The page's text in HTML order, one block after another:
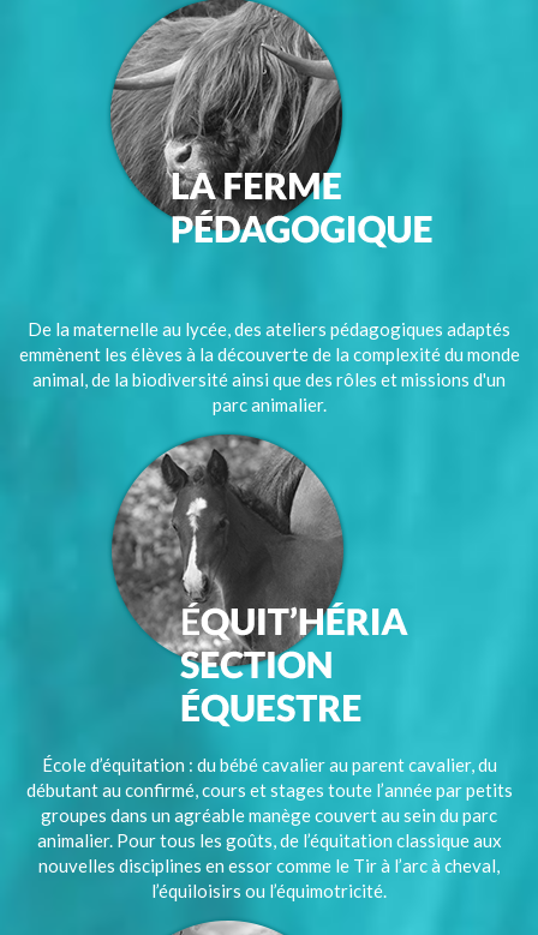
De la maternelle au lycée, des ateliers pédagogiques adaptés
emmènent les élèves à la découverte de la complexité du monde
animal, de la biodiversité ainsi que des rôles et missions d'un
parc animalier.
École d’équitation : du bébé cavalier au parent cavalier, du
débutant au confirmé, cours et stages toute l’année par petits
groupes dans un agréable manège couvert au sein du parc
animalier. Pour tous les goûts, de l’équitation classique aux
nouvelles disciplines en essor comme le Tir à l’arc à cheval,
l’équiloisirs ou l’équimotricité.